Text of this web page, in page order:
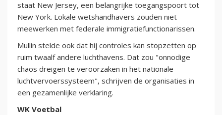
staat New Jersey, een belangrijke toegangspoort tot
New York. Lokale wetshandhavers zouden niet
meewerken met federale immigratiefunctionarissen.
Mullin stelde ook dat hij controles kan stopzetten op
ruim twaalf andere luchthavens. Dat zou "onnodige
chaos dreigen te veroorzaken in het nationale
luchtvervoerssysteem", schrijven de organisaties in
een gezamenlijke verklaring.
WK Voetbal